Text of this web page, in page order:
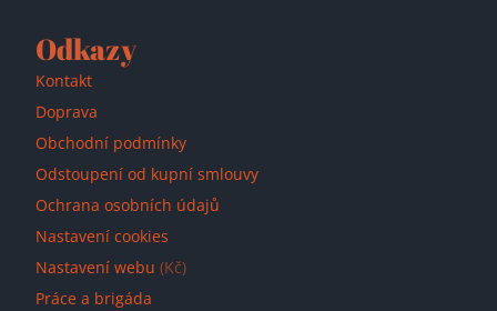
Odkazy
Kontakt
Doprava
Obchodní podmínky
Odstoupení od kupní smlouvy
Ochrana osobních údajů
Nastavení cookies
Nastavení webu (Kč)
Práce a brigáda